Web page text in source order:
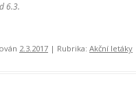
6.3.
2.3.2017 | Rubrika: Akční letáky